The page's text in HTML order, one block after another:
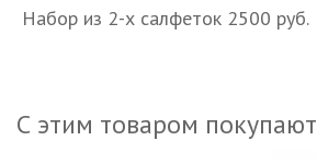
Набор из 2-х салфеток 2500 руб.
С этим товаром покупают